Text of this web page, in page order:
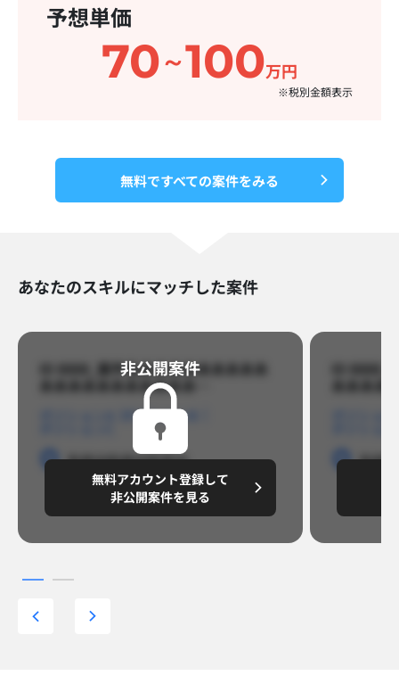
予想単価
70～100万円
※税別金額表示​
無料ですべての案件をみる
あなたのスキルにマッチした案件
ID 8888_案件名あああああああああ
あああああああああああ…​
ポジションB
勤務地勤務地勤務地
～8,888,8888円/月
非公開案件​
無料アカウント登録して
非公開案件を見る
ID
勤務地